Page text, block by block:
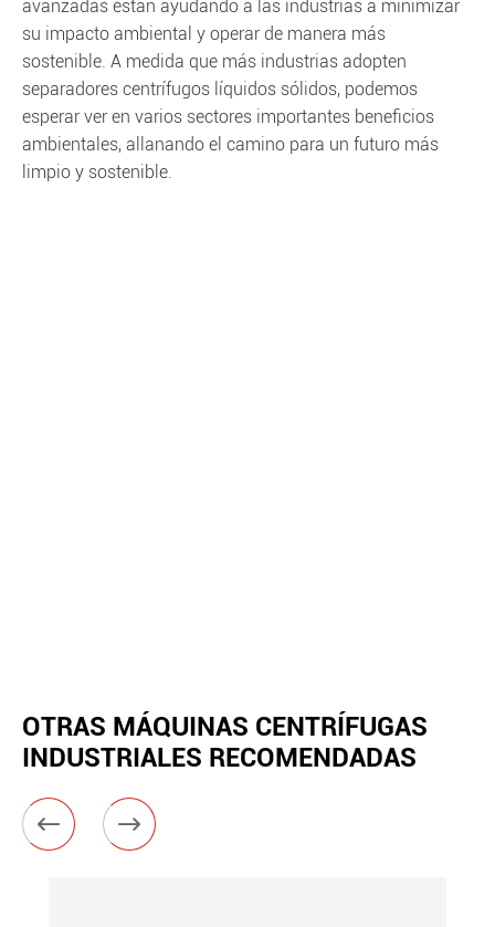
avanzadas están ayudando a las industrias a minimizar
su impacto ambiental y operar de manera más
sostenible. A medida que más industrias adopten
separadores centrífugos líquidos sólidos, podemos
esperar ver en varios sectores importantes beneficios
ambientales, allanando el camino para un futuro más
limpio y sostenible.
OTRAS MÁQUINAS CENTRÍFUGAS
INDUSTRIALES RECOMENDADAS
 